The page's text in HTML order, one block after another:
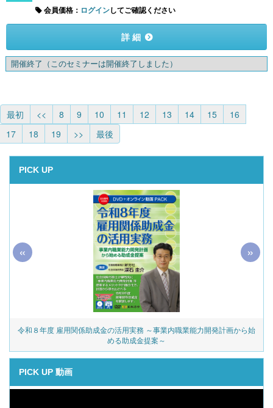
会員価格： ログインしてご確認ください
詳 細
開催終了 （このセミナーは開催終了しました）
最初 << 8 9 10 11 12 13 14 15
16
17
18 19 >> 最後
PICK UP
令和８年度 雇用関係助成金の活用実務 ～事業内職業能力開発計画から始
める助成金提案～
« »
PICK UP 動画